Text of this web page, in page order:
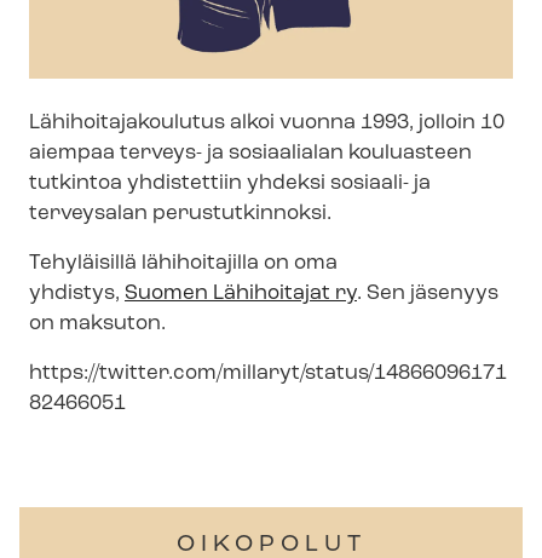
Lä­hi­hoi­ta­ja­kou­lu­tus alkoi vuonna 1993, jolloin 10
aiempaa terveys- ja sosiaalialan kouluasteen
tutkintoa yhdistettiin yhdeksi sosiaali- ja
terveysalan perustutkinnoksi.
Tehyläisillä lähihoitajilla on oma
yhdistys, Suomen Lähihoitajat ry. Sen jäsenyys
on maksuton.
https://twitter.com/millaryt/status/14866096171
82466051
OIKOPOLUT